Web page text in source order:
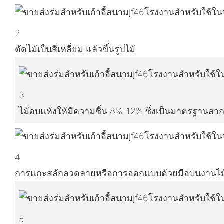
2
ตัดไม้เป็นสี่เหลี่ยม แล้วขึ้นรูปไม้
3
ไม้อบแห้งให้มีความชื้น 8%-12% ซึ่งเป็นมาตรฐานสา
4
การแกะสลักลวดลายหรือการออกแบบด้วยมือบนงานไ
5